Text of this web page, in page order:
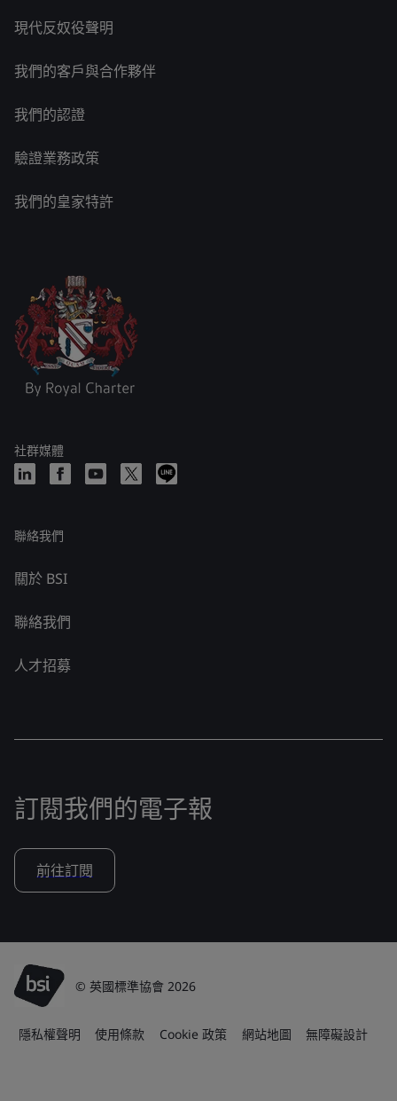
現代反奴役聲明
我們的客戶與合作夥伴
我們的認證
驗證業務政策
我們的皇家特許
社群媒體
聯絡我們
關於 BSI
聯絡我們
人才招募
訂閱我們的電子報
前往訂閱
© 英國標準協會 2026
隱私權聲明 使用條款 Cookie 政策 網站地圖 無障礙設計